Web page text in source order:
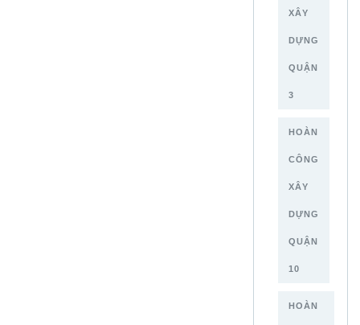
XÂY
DỰNG
QUẬN
3
HOÀN
CÔNG
XÂY
DỰNG
QUẬN
10
HOÀN